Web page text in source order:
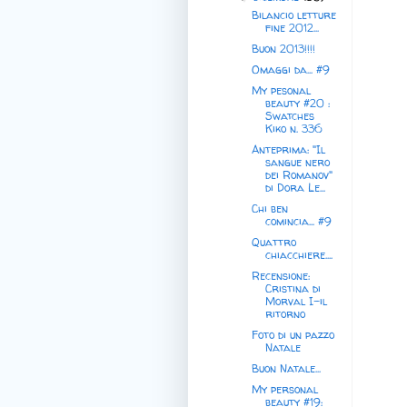
Bilancio letture
fine 2012...
Buon 2013!!!!
Omaggi da... #9
My pesonal
beauty #20 :
Swatches
Kiko n. 336
Anteprima: "Il
sangue nero
dei Romanov"
di Dora Le...
Chi ben
comincia... #9
Quattro
chiacchiere....
Recensione:
Cristina di
Morval I-il
ritorno
Foto di un pazzo
Natale
Buon Natale...
My personal
beauty #19: